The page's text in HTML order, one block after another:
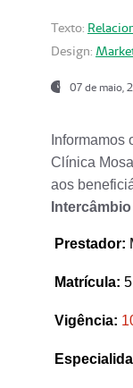
Texto:
Design:
07 de maio,
Informamos
Clínica
aos
Prestador:
Matrícula:
Vigência: 1